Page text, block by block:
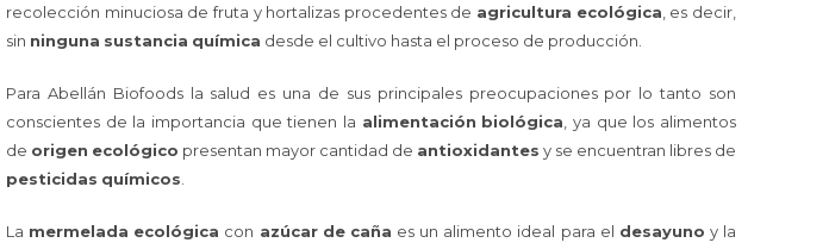
recolección minuciosa de fruta y hortalizas procedentes de agricultura ecológica , es decir,
sin ninguna sustancia química desde el cultivo hasta el proceso de producción.
Para Abellán Biofoods la salud es una de sus principales preocupaciones por lo tanto son
conscientes de la importancia que tienen la alimentación biológica , ya que los alimentos
de origen ecológico presentan mayor cantidad de antioxidantes y se encuentran libres de
pesticidas químicos
La mermelada ecológica con azúcar de caña es un alimento ideal para el desayuno y la